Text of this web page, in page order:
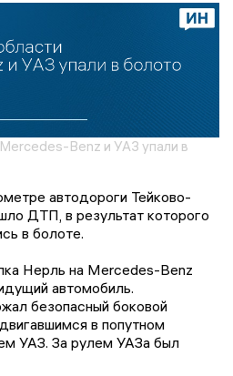
Benz и УАЗ упали в
автодороги Тейково-
ДТП, в результат которого
в болоте.
Нерль на Mercedes-Benz
автомобиль.
безопасный боковой
в попутном
УАЗ. За рулем УАЗа был